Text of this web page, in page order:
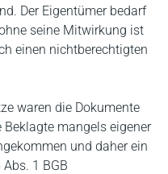
Der Eigentümer bedarf
seine Mitwirkung ist
einen nichtberechtigten
waren die Dokumente
mangels eigener
und daher ein
1 BGB